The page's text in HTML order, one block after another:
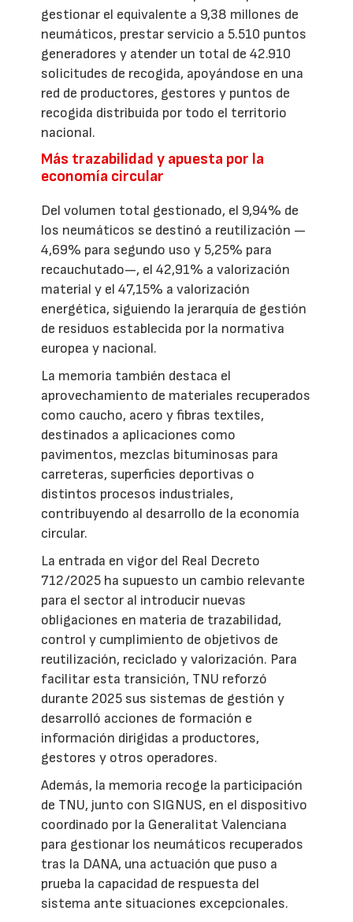
gestionar el equivalente a 9,38 millones de
neumáticos, prestar servicio a 5.510 puntos
generadores y atender un total de 42.910
solicitudes de recogida, apoyándose en una
red de productores, gestores y puntos de
recogida distribuida por todo el territorio
nacional.
Más trazabilidad y apuesta por la
economía circular
Del volumen total gestionado, el 9,94% de
los neumáticos se destinó a reutilización —
4,69% para segundo uso y 5,25% para
recauchutado—, el 42,91% a valorización
material y el 47,15% a valorización
energética, siguiendo la jerarquía de gestión
de residuos establecida por la normativa
europea y nacional.
La memoria también destaca el
aprovechamiento de materiales recuperados
como caucho, acero y fibras textiles,
destinados a aplicaciones como
pavimentos, mezclas bituminosas para
carreteras, superficies deportivas o
distintos procesos industriales,
contribuyendo al desarrollo de la economía
circular.
La entrada en vigor del Real Decreto
712/2025 ha supuesto un cambio relevante
para el sector al introducir nuevas
obligaciones en materia de trazabilidad,
control y cumplimiento de objetivos de
reutilización, reciclado y valorización. Para
facilitar esta transición, TNU reforzó
durante 2025 sus sistemas de gestión y
desarrolló acciones de formación e
información dirigidas a productores,
gestores y otros operadores.
Además, la memoria recoge la participación
de TNU, junto con SIGNUS, en el dispositivo
coordinado por la Generalitat Valenciana
para gestionar los neumáticos recuperados
tras la DANA, una actuación que puso a
prueba la capacidad de respuesta del
sistema ante situaciones excepcionales.